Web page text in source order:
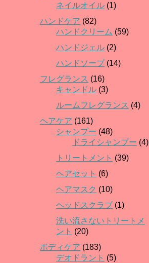
ネイルオイル (1)
ハンドケア (82)
ハンドクリーム (59)
ハンドジェル (2)
ハンドソープ(14)
フレグランス (16)
キャンドル (3)
ルームフレグランス (4)
ヘアケア (161)
シャンプー (48)
ドライシャンプー (4)
トリートメント (39)
ヘアセット (6)
ヘアマスク (10)
ヘッドスクラブ (1)
洗い流さないトリートメ
ント (20)
ボディケア (183)
デオドラント (5)